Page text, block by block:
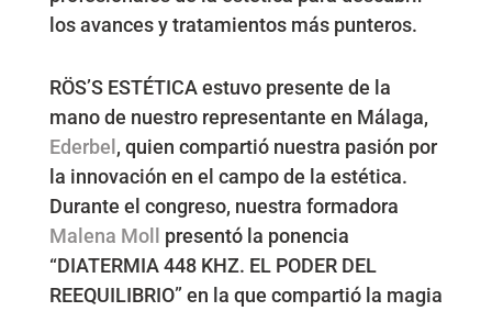
los avances y tratamientos más punteros.
RÖS’S ESTÉTICA estuvo presente de la
mano de nuestro representante en Málaga,
Ederbel, quien compartió nuestra pasión por
la innovación en el campo de la estética.
Durante el congreso, nuestra formadora
Malena Moll presentó la ponencia
“DIATERMIA 448 KHZ. EL PODER DEL
REEQUILIBRIO” en la que compartió la magia